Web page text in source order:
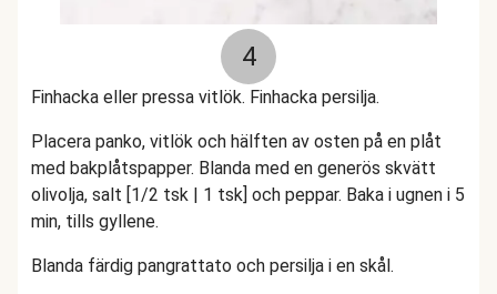
4
Finhacka eller pressa vitlök. Finhacka persilja.
Placera panko, vitlök och hälften av osten på en plåt
med bakplåtspapper. Blanda med en generös skvätt
olivolja, salt [1/2 tsk | 1 tsk] och peppar. Baka i ugnen i 5
min, tills gyllene.
Blanda färdig pangrattato och persilja i en skål.